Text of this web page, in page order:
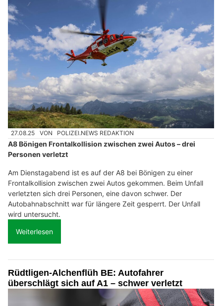
27.08.25 VON POLIZEI.NEWS REDAKTION
A8 Bönigen Frontalkollision zwischen zwei Autos – drei
Personen verletzt
Am Dienstagabend ist es auf der A8 bei Bönigen zu einer
Frontalkollision zwischen zwei Autos gekommen. Beim Unfall
verletzten sich drei Personen, eine davon schwer. Der
Autobahnabschnitt war für längere Zeit gesperrt. Der Unfall
wird untersucht.
Weiterlesen
Rüdtligen-Alchenflüh BE: Autofahrer
überschlägt sich auf A1 – schwer verletzt